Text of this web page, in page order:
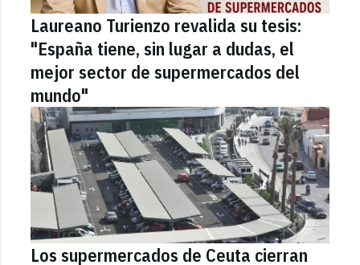
Laureano Turienzo revalida su tesis:
"España tiene, sin lugar a dudas, el
mejor sector de supermercados del
mundo"
Los supermercados de Ceuta cierran